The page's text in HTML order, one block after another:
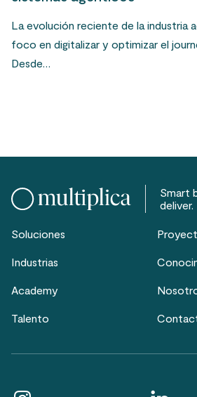
La evolución reciente de la industria
foco en digitalizar y optimizar el
Desde…
Smart
deliver.
Soluciones
Industrias
Academy
Talento